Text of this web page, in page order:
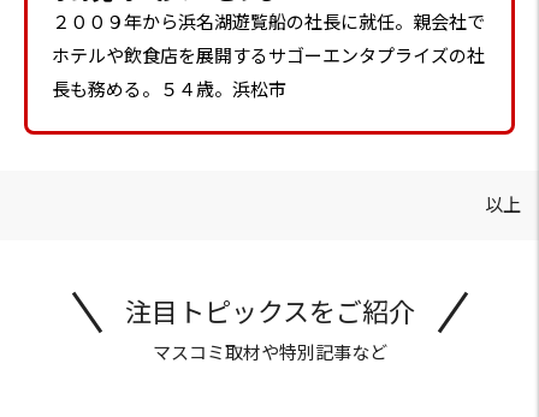
２００９年から浜名湖遊覧船の社長に就任。親会社で
ホテルや飲食店を展開するサゴーエンタプライズの社
長も務める。５４歳。浜松市
以上
注目トピックスをご紹介
マスコミ取材や特別記事など